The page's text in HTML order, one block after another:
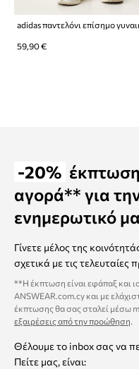
59,90 €
-20%
αγορά** για
ενημερωτικό
Γίνετε μέλος της
σχετικά με τις τελευταίες
**Η έκπτωση είναι εφάπαξ και
ANSWEAR.com.cy και με
έκπτωσης θα σας σταλεί μέσω
εξαιρέσεις από την προώθηση.
Θέλουμε το inbox σας να
Πείτε μας, είναι: